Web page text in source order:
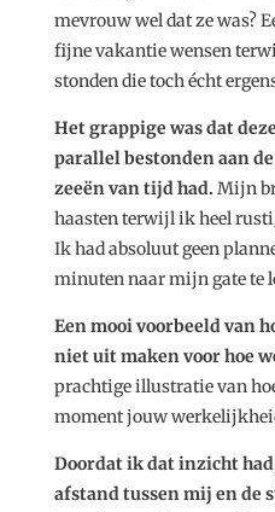
mevrouw wel dat ze was?
fijne vakantie wensen
stonden die toch écht
Het grappige was dat
parallel bestonden aan
zeeën van tijd had. Mijn
haasten terwijl ik heel
Ik had absoluut geen
minuten naar mijn gate te
Een mooi voorbeeld van
niet uit maken voor hoe
prachtige illustratie van
moment jouw
Doordat ik dat inzicht
afstand tussen mij en de